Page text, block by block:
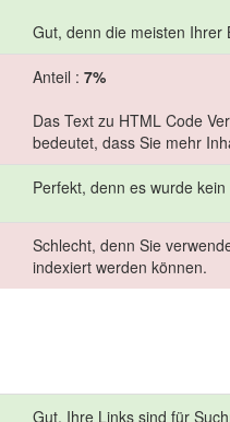
Gut, denn die meisten Ihrer
Anteil : 7%
Das Text zu HTML Code
bedeutet, dass Sie mehr
Perfekt, denn es wurde
Schlecht, denn Sie
indexiert werden können.
Gut. Ihre Links sind für